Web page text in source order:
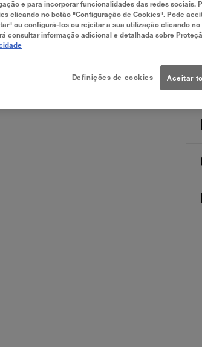
e para incorporar funcionalidades das redes sociais.
clicando no botão "Configuração de Cookies". Pode
ou configurá-los ou rejeitar a sua utilização clicando
consultar informação adicional e detalhada sobre
Definições de cookies Aceitar